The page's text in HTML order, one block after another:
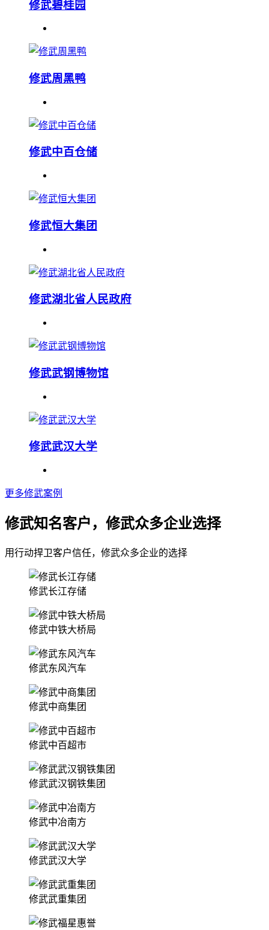
修武碧桂园
修武周黑鸭
修武中百仓储
修武恒大集团
修武湖北省人民政府
修武武钢博物馆
修武武汉大学
更多修武案例
修武知名客户，修武众多企业选择
用行动捍卫客户信任，修武众多企业的选择
修武长江存储
修武中铁大桥局
修武东风汽车
修武中商集团
修武中百超市
修武武汉钢铁集团
修武中冶南方
修武武汉大学
修武武重集团